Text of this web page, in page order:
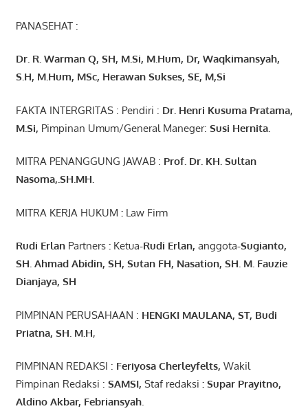
PANASEHAT :
Dr. R. Warman Q, SH, M.Si, M.Hum, Dr, Waqkimansyah,
S.H, M.Hum, MSc, Herawan Sukses, SE, M,Si
FAKTA INTERGRITAS : Pendiri : Dr. Henri Kusuma Pratama,
M.Si, Pimpinan Umum/General Maneger: Susi Hernita.
MITRA PENANGGUNG JAWAB : Prof. Dr. KH. Sultan
Nasoma,.SH.MH.
MITRA KERJA HUKUM : Law Firm
Rudi ErlanPartners : Ketua-Rudi Erlan, anggota-Sugianto,
SH. Ahmad Abidin, SH, SutanFH, Nasation, SH. M. Fauzie
Dianjaya, SH
PIMPINAN PERUSAHAAN : HENGKI MAULANA, ST, Budi
Priatna, SH . M.H,
PIMPINAN REDAKSI : Feriyosa Cherleyfelts, Wakil
Pimpinan Redaksi : SAMSI, Staf redaksi : Supar Prayitno,
Aldino Akbar, Febriansyah.